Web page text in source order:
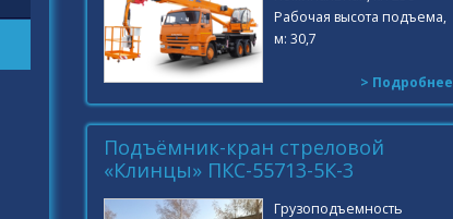
Рабочая высота подъема,
м: 30,7
> Подробнее
Подъёмник-кран стреловой
«Клинцы» ПКС-55713-5К-3
Грузоподъемность